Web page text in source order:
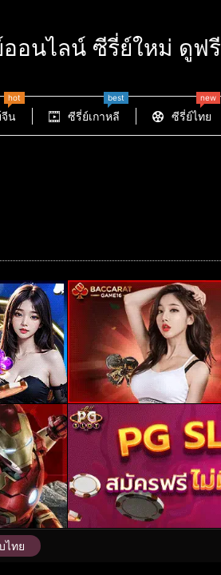
อนไลน์ ซีรี่ย์ใหม่ ดูฟรี
น
hot
ซีรี่ย์เกาหลี
best
ซีรี่ย์ไทย
new
ไทย